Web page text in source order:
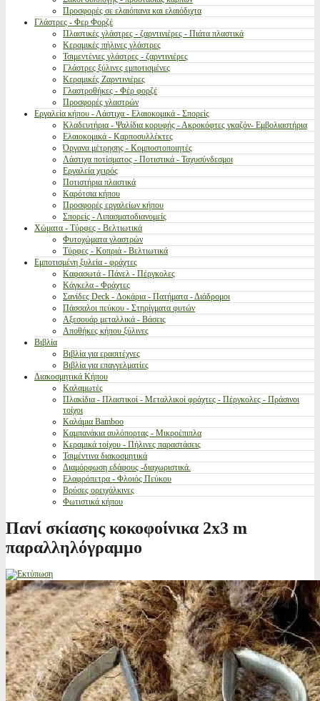
Προσφορές σε ελαιόπανα και ελαιόδιχτα
Γλάστρες - Φερ Φορζέ
Πλαστικές γλάστρες - ζαρντινιέρες - Πιάτα πλαστικά
Κεραμικές πήλινες γλάστρες
Τσιμεντένιες γλάστρες - ζαρντινιέρες
Γλάστρες ξύλινες εμποτισμένες
Κεραμικές Ζαρντινιέρες
Γλαστροθήκες - Φέρ φορζέ
Προσφορές γλαστρών
Εργαλεία κήπου - Λάστιχα - Ελαιοκομικά - Σπορείς
Κλαδευτήρια - Ψαλίδια κορυφής - Ακροκόφτες γκαζόν- Εμβολιαστήρια
Ελαιοκομικά - Καρποσυλλέκτες
Όργανα μέτρησης - Κομποστοποιητές
Λάστιχα ποτίσματος - Ποτιστικά - Ταχυσύνδεσμοι
Εργαλεία χειρός
Ποτιστήρια πλαστικά
Καρότσια κήπου
Προσφορές εργαλείων κήπου
Σπορείς - Λιπασματοδιανομείς
Χώματα - Τύρφες - Βελτιωτικά
Φυτοχώματα γλαστρών
Τύρφες - Κοπριά - Βελτιωτικά
Εμποτισμένη ξυλεία - φράχτες
Καφασωτά - Πάνελ - Πέργκολες
Κάγκελα - Φράχτες
Σανίδες Deck - Δοκάρια - Πατήματα - Διάδρομοι
Πάσσαλοι πεύκου - Στηρίγματα φυτών
Αξεσουάρ μεταλλικά - Βάσεις
Αποθήκες κήπου ξύλινες
Βιβλία
Βιβλία για ερασιτέχνες
Βιβλία για επαγγελματίες
Διακοσμητικά Κήπου
Καλαμωτές
Πλακίδια - Πλαστικοί - Μεταλλικοί φράχτες - Πέργκολες - Πράσινοι
τοίχοι
Καλάμια Bamboo
Καμπανάκια αυλόπορτας - Μικροέπιπλα
Κεραμικά τοίχου - Πήλινες παραστάσεις
Τσιμέντινα διακοσμητικά
Διαμόρφωση εδάφους -διαχωριστικά.
Ελαφρόπετρα - Φλοιός Πεύκου
Βρύσες ορειχάλκινες
Φωτιστικά κήπου
Πανί σκίασης κοκοφοίνικα 2x3 m
παραλληλόγραμμο